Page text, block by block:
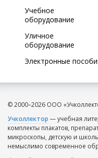
Учебное
оборудование
Уличное
оборудование
Электронные
© 2000–2026 ООО
Учколлектор — учебная
комплекты плакатов,
микроскопы, детскую и
немыслимо современное